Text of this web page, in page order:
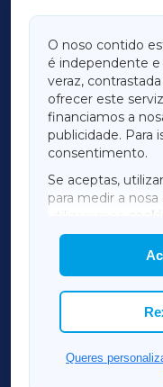
O noso contido
é independente
veraz,
ofrecer este
financiamos a
publicidade. Para
consentimento.
Se aceptas,
para medir a
utilizaremos
mostrar
Así mesmo,
cookies que
Queres